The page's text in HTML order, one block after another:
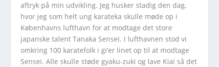
aftryk på min udvikling. Jeg husker stadig den dag,
hvor jeg som helt ung karateka skulle møde op i
Københavns lufthavn for at modtage det store
japanske talent Tanaka Sensei. I lufthavnen stod vi
omkring 100 karatefolk i gi’er linet op til at modtage
Sensei. Alle skulle støde gyaku-zuki og lave Kiai så det